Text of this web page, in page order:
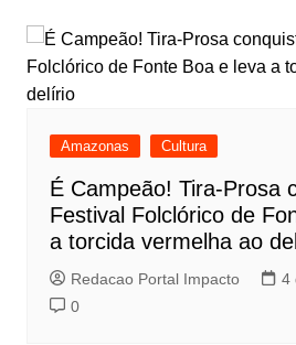
Amazonas Cultura
É Campeão! Tira-Prosa
Festival Folclórico de
a torcida vermelha ao
Redacao Portal Impacto
4
0